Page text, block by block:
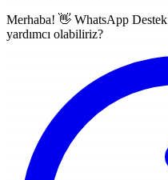
Merhaba! 👋 WhatsApp Destek
yardımcı olabiliriz?